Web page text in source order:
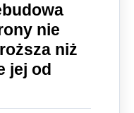
nie
niż
jej od